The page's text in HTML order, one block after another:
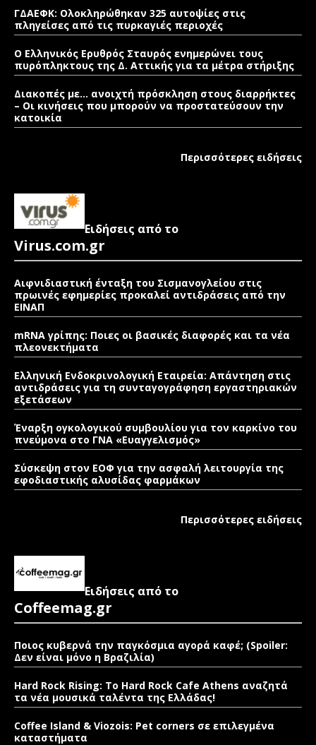
ΓΔΑΕΦΚ: Ολοκληρώθηκαν 325 αυτοψίες στις
πληγείσες από τις πυρκαγιές περιοχές
Ο Ελληνικός Ερυθρός Σταυρός ενημερώνει τους
πυρόπληκτους της Δ. Αττικής για τα μέτρα στήριξης
Διακοπές με… ανοιχτή πρόσκληση στους διαρρήκτες
– Οι κινήσεις που μπορούν να προστατεύσουν την
κατοικία
Περισσότερες ειδήσεις
Ειδήσεις από το
Virus.com.gr
Αιφνιδιαστική ένταξη του Σισμανογλείου στις
πρωινές εφημερίες προκαλεί αντιδράσεις από την
ΕΙΝΑΠ
mRNA γρίπης: Ποιες οι βασικές διαφορές και τα νέα
πλεονεκτήματα
Ελληνική Ενδοκρινολογική Εταιρεία: Απάντηση στις
αντιδράσεις για τη συνταγογράφηση εργαστηριακών
εξετάσεων
Έναρξη ογκολογικού συμβουλίου για τον καρκίνο του
πνεύμονα στο ΓΝΑ «Ευαγγελισμός»
Σύσκεψη στον ΕΟΦ για την ασφαλή λειτουργία της
εφοδιαστικής αλυσίδας φαρμάκων
Περισσότερες ειδήσεις
Ειδήσεις από το
Coffeemag.gr
Ποιος κυβερνά την παγκόσμια αγορά καφέ; (Spoiler:
Δεν είναι μόνο η Βραζιλία)
Hard Rock Rising: Το Hard Rock Cafe Athens αναζητά
τα νέα μουσικά ταλέντα της Ελλάδας!
Coffee Island & Viozois: Pet corners σε επιλεγμένα
καταστήματα